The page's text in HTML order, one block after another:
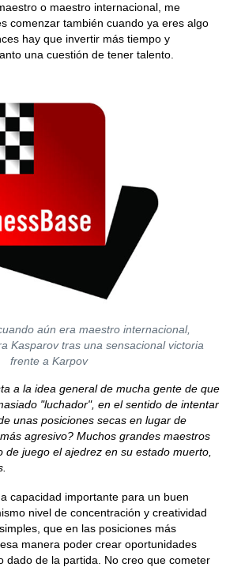
o maestro internacional, me
comenzar también cuando ya eres algo
hay que invertir más tiempo y
una cuestión de tener talento.
aún era maestro internacional,
Kasparov tras una sensacional victoria
frente a Karpov
a la idea general de mucha gente de que
"luchador", en el sentido de intentar
unas posiciones secas en lugar de
agresivo? Muchos grandes maestros
de juego el ajedrez en su estado muerto,
capacidad importante para un buen
nivel de concentración y creatividad
que en las posiciones más
manera poder crear oportunidades
dado de la partida. No creo que cometer